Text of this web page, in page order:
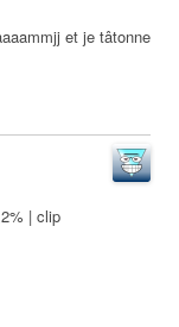
et je tâtonne
| clip